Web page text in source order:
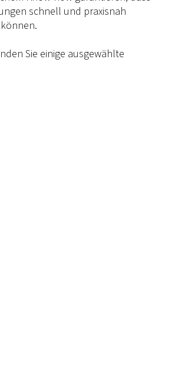
schnell und praxisnah
Sie einige ausgewählte